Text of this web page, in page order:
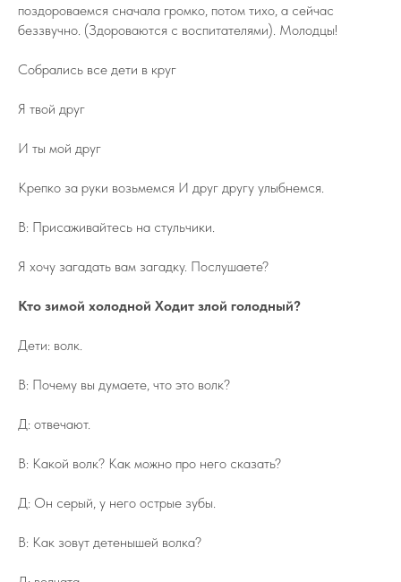
поздороваемся сначала громко, потом тихо, а сейчас
беззвучно. (Здороваются с воспитателями). Молодцы!
Собрались все дети в круг
Я твой друг
И ты мой друг
Крепко за руки возьмемся И друг другу улыбнемся.
В: Присаживайтесь на стульчики.
Я хочу загадать вам загадку. Послушаете?
Кто зимой холодной Ходит злой голодный?
Дети: волк.
В: Почему вы думаете, что это волк?
Д: отвечают.
В: Какой волк? Как можно про него сказать?
Д: Он серый, у него острые зубы.
В: Как зовут детенышей волка?